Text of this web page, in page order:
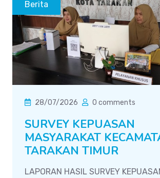
Berita
28/07/2026 0 comments
SURVEY KEPUASAN
MASYARAKAT
TARAKAN TIMUR
LAPORAN HASIL SURVEY